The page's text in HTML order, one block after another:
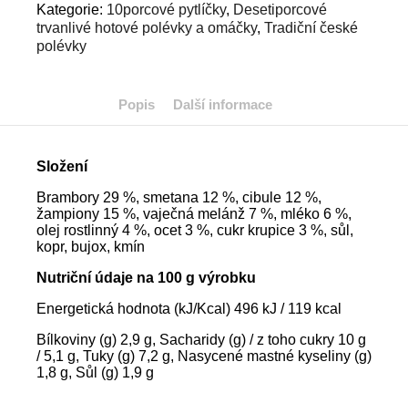
Kategorie: 10porcové pytlíčky, Desetiporcové
trvanlivé hotové polévky a omáčky, Tradiční české
polévky
Popis Další informace
Složení
Brambory 29 %, smetana 12 %, cibule 12 %,
žampiony 15 %, vaječná melánž 7 %, mléko 6 %,
olej rostlinný 4 %, ocet 3 %, cukr krupice 3 %, sůl,
kopr, bujox, kmín
Nutriční údaje na 100 g výrobku
Energetická hodnota (kJ/Kcal) 496 kJ / 119 kcal
Bílkoviny (g) 2,9 g, Sacharidy (g) / z toho cukry 10 g
/ 5,1 g, Tuky (g) 7,2 g, Nasycené mastné kyseliny (g)
1,8 g, Sůl (g) 1,9 g